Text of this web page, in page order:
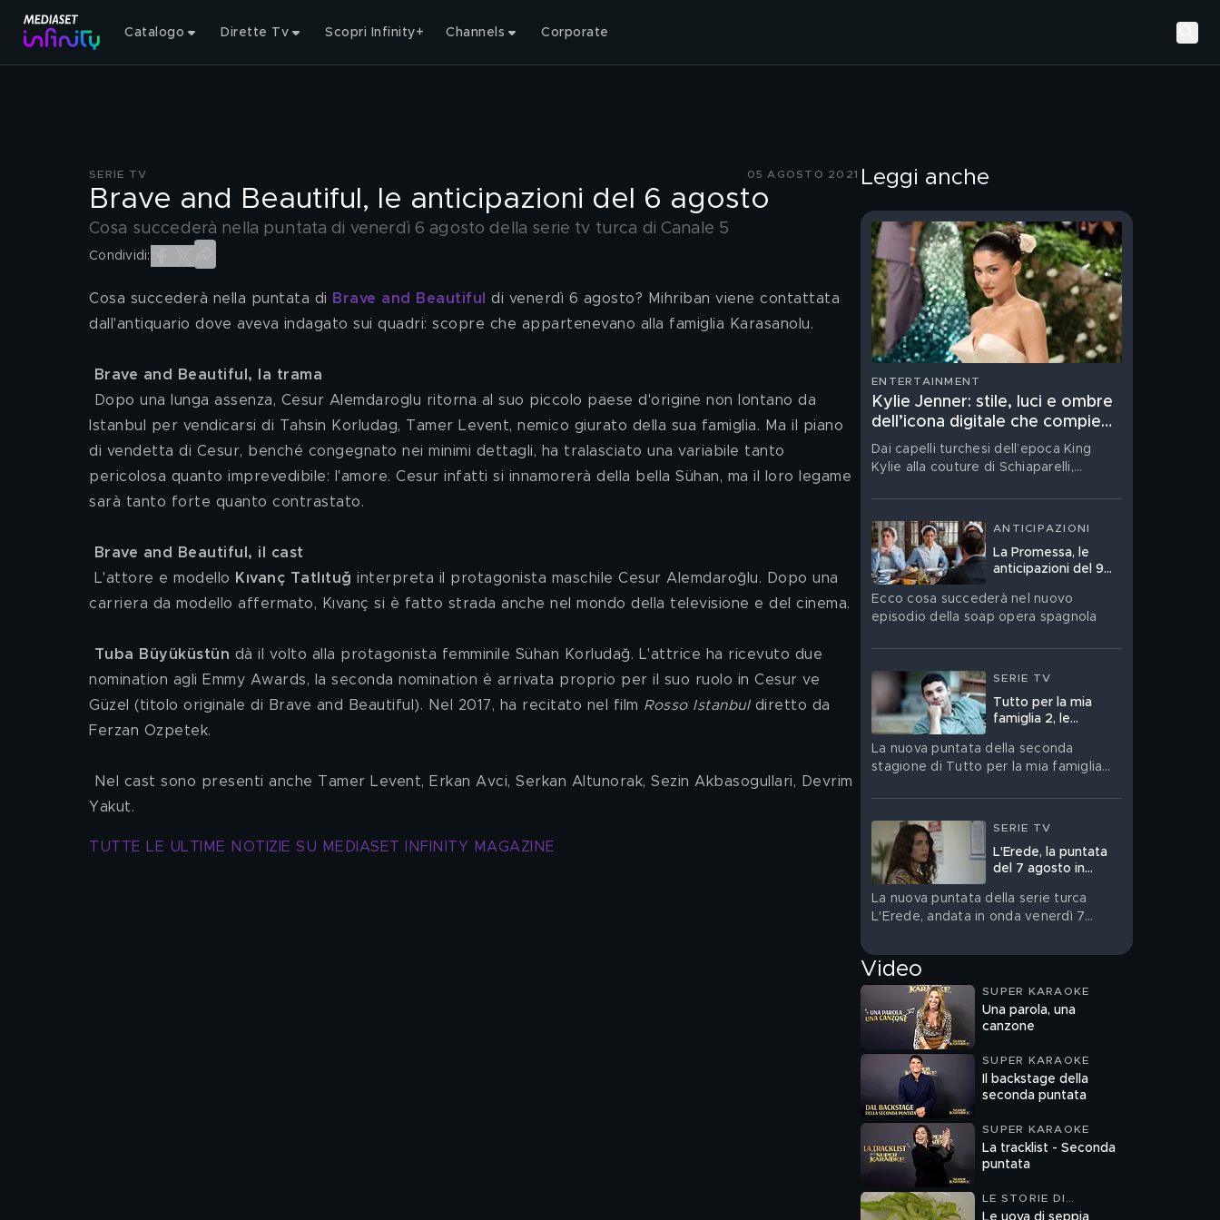
Catalogo Dirette Tv Scopri Infinity+ Channels Corporate
SERIE TV 05 AGOSTO 2021
Brave and Beautiful, le anticipazioni del 6 agosto
Cosa succederà nella puntata di venerdì 6 agosto della serie tv turca di Canale 5
Condividi:
Cosa succederà nella puntata di Brave and Beautiful
di venerdì 6 agosto? Mihriban viene contattata
dall'antiquario dove aveva indagato sui quadri: scopre che appartenevano alla famiglia Karasanolu.
Brave and Beautiful, la trama
Istanbul per vendicarsi di Tahsin Korludag, Tamer Levent, nemico giurato della sua famiglia. Ma il piano
di vendetta di Cesur, benché congegnato nei minimi dettagli, ha tralasciato una variabile tanto
pericolosa quanto imprevedibile: l'amore. Cesur infatti si innamorerà della bella Sühan, ma il loro legame
sarà tanto forte quanto contrastato.
Brave and Beautiful, il cast
L'attore e modello Kıvanç Tatlıtuğ interpreta il protagonista maschile Cesur Alemdaroğlu. Dopo una
carriera da modello affermato, Kıvanç si è fatto strada anche nel mondo della televisione e del cinema.
Tuba Büyüküstün dà il volto alla protagonista femminile Sühan Korludağ. L'attrice ha ricevuto due
nomination agli Emmy Awards, la seconda nomination è arrivata proprio per il suo ruolo in Cesur ve
Güzel (titolo originale di Brave and Beautiful). Nel 2017, ha recitato nel film Rosso Istanbul diretto da
Ferzan Ozpetek.
Yakut.
TUTTE LE ULTIME NOTIZIE SU MEDIASET INFINITY MAGAZINE
Leggi anche
ENTERTAINMENT
Kylie Jenner: stile, luci e ombre
dell’icona digitale che compie
29 anni
Dai capelli turchesi dell’epoca King
Kylie alla couture di Schiaparelli,
globale al nuovo corso del
suo brand Khy: Kylie Jenner festeggia il
suo compleanno. Ritratto di una star
che ha trasformato la propria
immagine in un linguaggio, un’impresa
e un territorio di contraddizioni
ANTICIPAZIONI
La Promessa, le
anticipazioni del 9
Ecco cosa succederà nel nuovo
episodio della soap opera spagnola
SERIE TV
Tutto per la mia
famiglia 2, le
agosto
La nuova puntata della seconda
stagione di Tutto per la mia famiglia
Canale 5
SERIE TV
L'Erede, la puntata
del 7 agosto in
La nuova puntata della serie turca
L'Erede, andata in onda venerdì 7
Video
SUPER KARAOKE
Una parola, una
canzone
SUPER KARAOKE
Il backstage della
seconda puntata
SUPER KARAOKE
La tracklist - Seconda
puntata
LE STORIE DI
MELAVERDE
Le uova di seppia